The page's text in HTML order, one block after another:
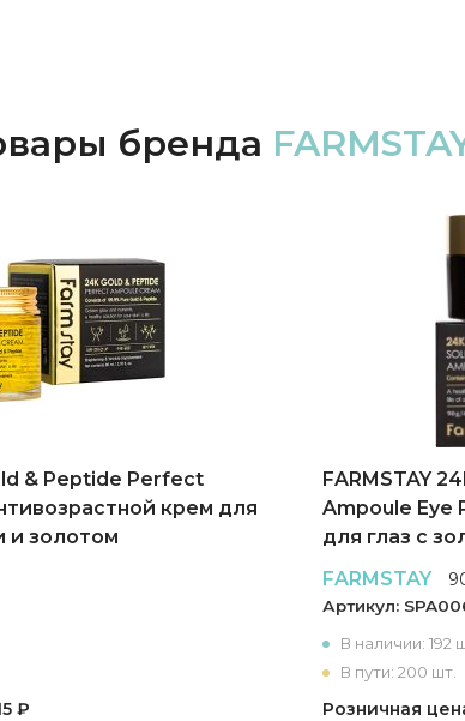
бренда
& Peptide Perfect
крем для
и золотом
₽
FARMSTAY
Ampoule Eye
для глаз с
FARMSTAY
Артикул:
В наличии: 192
В пути: 200 шт.
Розничная